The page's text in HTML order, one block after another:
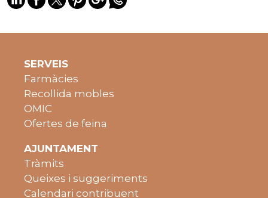
SERVEIS
Farmàcies
Recollida mobles
OMIC
Ofertes de feina
AJUNTAMENT
Tràmits
Queixes i suggeriments
Calendari contribuent